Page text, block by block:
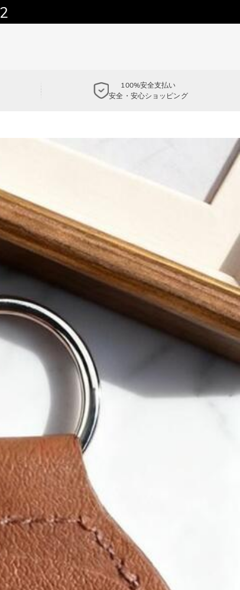
100%安全支払い
安全・安心ショッピング